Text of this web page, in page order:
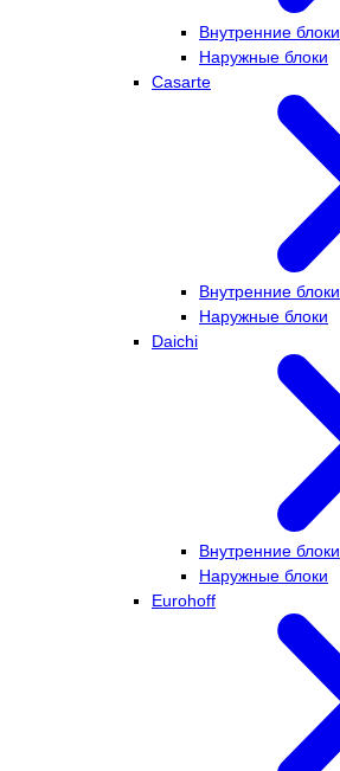
Внутренние блоки
Наружные блоки
Casarte
Внутренние блоки
Наружные блоки
Daichi
Внутренние блоки
Наружные блоки
Eurohoff